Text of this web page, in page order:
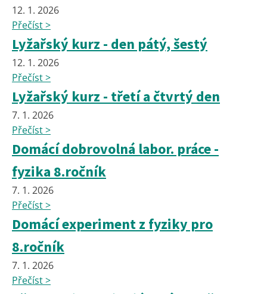
12. 1. 2026
Přečíst >
Lyžařský kurz - den pátý, šestý
12. 1. 2026
Přečíst >
Lyžařský kurz - třetí a čtvrtý den
7. 1. 2026
Přečíst >
Domácí dobrovolná labor. práce -
fyzika 8.ročník
7. 1. 2026
Přečíst >
Domácí experiment z fyziky pro
8.ročník
7. 1. 2026
Přečíst >